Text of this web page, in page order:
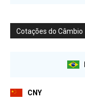
Cotações do Câmbio
CNY